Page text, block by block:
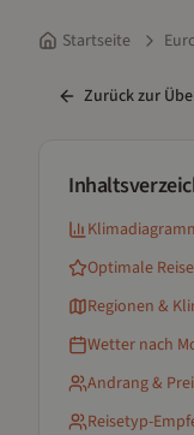
Startseite
Zurück zur
Optimale
Regionen &
Wetter nach
Andrang &
Reisetyp-